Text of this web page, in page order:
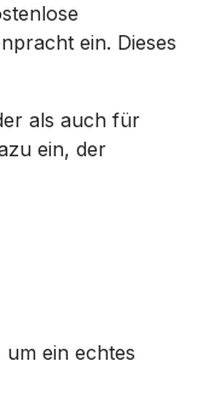
ein. Dieses
als auch für
ein, der
ein echtes